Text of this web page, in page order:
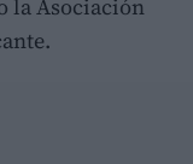
la Asociación